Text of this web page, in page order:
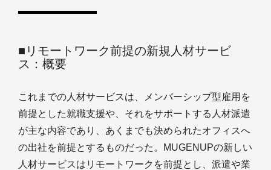
■リモートワーク前提の新規人材サービ
ス：概要
これまでの人材サービスは、メンバーシップ型雇用を
前提とした就職支援や、それをサポートする人材派遣
が主な内容であり、あくまでも決められたオフィスへ
の出社を前提とするものだった。MUGENUPの新しい
人材サービスはリモートワークを前提とし、派遣や業